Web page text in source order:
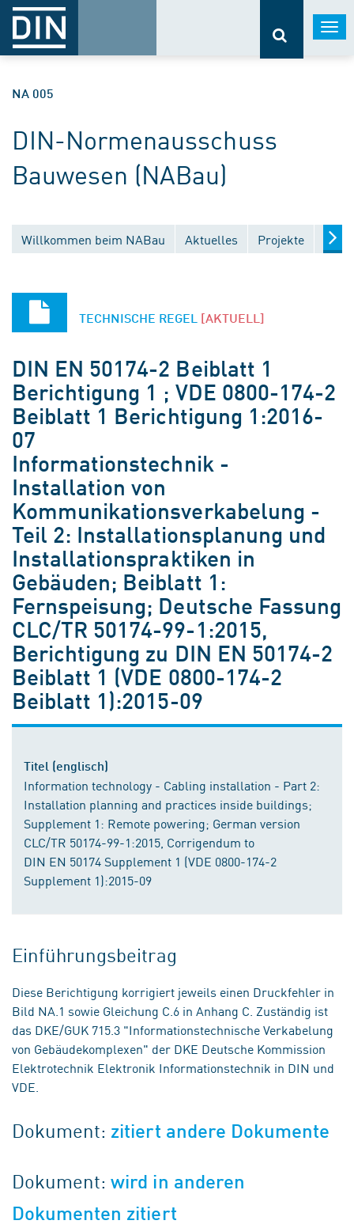
NA 005
DIN-Normenausschuss
Bauwesen (NABau)
Willkommen beim NABau Aktuelles Projekte
TECHNISCHE REGEL [AKTUELL]
DIN EN 50174-2 Beiblatt 1
Berichtigung 1 ; VDE 0800-174-2
Beiblatt 1 Berichtigung 1:2016-
07
Informationstechnik -
Installation von
Kommunikationsverkabelung -
Teil 2: Installationsplanung und
Installationspraktiken in
Gebäuden; Beiblatt 1:
Fernspeisung; Deutsche Fassung
CLC/TR 50174-99-1:2015,
Berichtigung zu DIN EN 50174-2
Beiblatt 1 (VDE 0800-174-2
Beiblatt 1):2015-09
Titel (englisch)
Information technology - Cabling installation - Part 2:
Installation planning and practices inside buildings;
Supplement 1: Remote powering; German version
CLC/TR 50174-99-1:2015, Corrigendum to
DIN EN 50174 Supplement 1 (VDE 0800-174-2
Supplement 1):2015-09
Einführungsbeitrag
Diese Berichtigung korrigiert jeweils einen Druckfehler in
Bild NA.1 sowie Gleichung C.6 in Anhang C. Zuständig ist
das DKE/GUK 715.3 "Informationstechnische Verkabelung
von Gebäudekomplexen" der DKE Deutsche Kommission
Elektrotechnik Elektronik Informationstechnik in DIN und
VDE.
Dokument: zitiert andere Dokumente
Dokument:wird in anderen
Dokumenten zitiert